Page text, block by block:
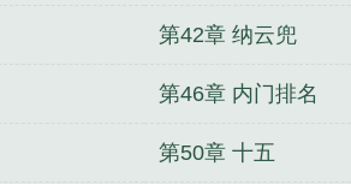
第42章 纳云兜
第46章 内门排名
第50章 十五